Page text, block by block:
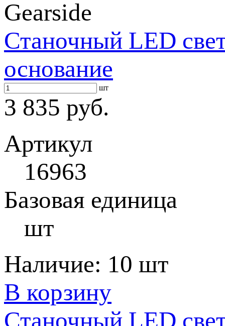
Gearside
Станочный LED
основание
шт
3 835 руб.
Артикул
16963
Базовая единица
шт
Наличие: 10 шт
В корзину
Станочный LED